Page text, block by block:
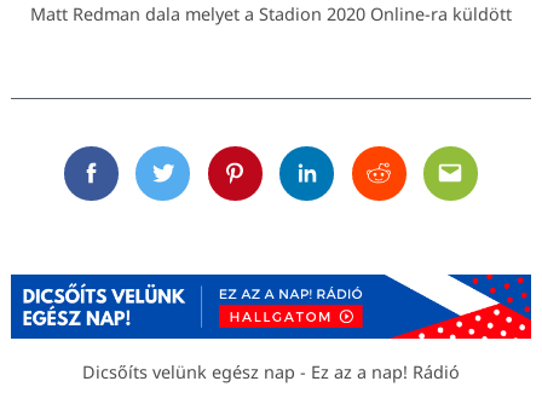
Matt Redman dala melyet a Stadion 2020 Online-ra küldött
FacebookTwitterPinterestLinkedinRedditEmail
Dicsőíts velünk egész nap - Ez az a nap! Rádió